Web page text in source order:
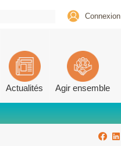
Connexion
Actualités Agir ensemble